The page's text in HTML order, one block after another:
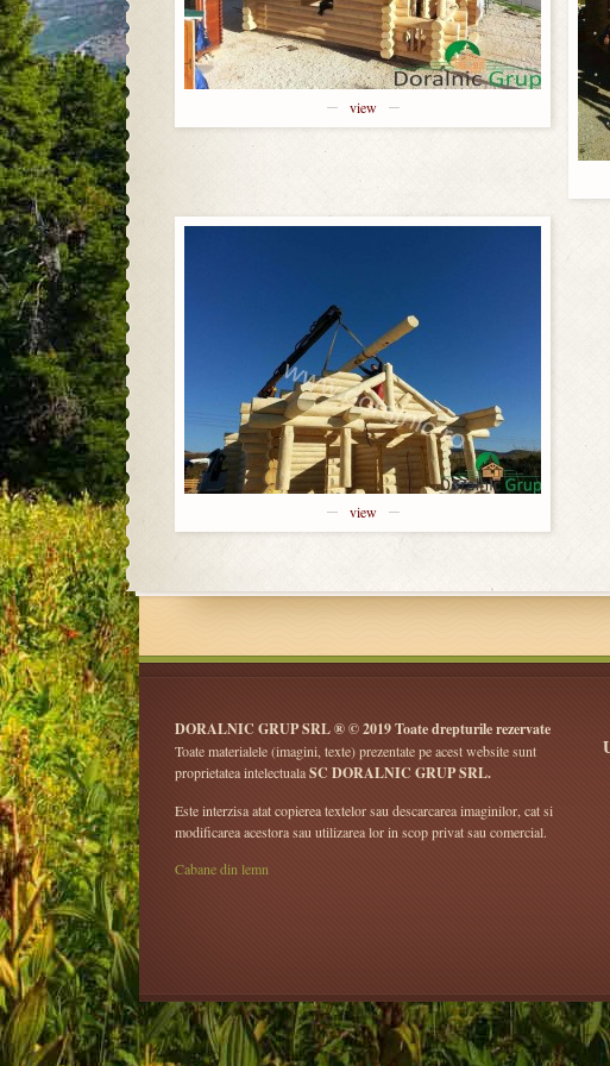
view
view
DORALNIC GRUP SRL ® © 2019 Toate drepturile rezervate
Toate materialele (imagini, texte) prezentate pe acest website sunt
proprietatea intelectualaSC DORALNIC GRUP SRL.
Este interzisa atat copierea textelor sau descarcarea imaginilor, cat si
modificarea acestora sau utilizarea lor in scop privat sau comercial.
Cabane din lemn